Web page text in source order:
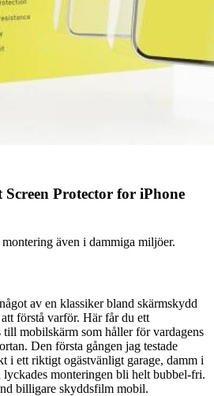
Protector for iPhone
även i dammiga miljöer.
av en klassiker bland skärmskydd
förstå varför. Här får du ett
mobilskärm som håller för vardagens
Den första gången jag testade
i ett riktigt ogästvänligt garage, damm i
monteringen bli helt bubbel-fri.
billigare skyddsfilm mobil.